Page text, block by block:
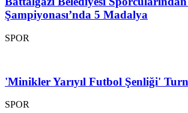
Şampiyonası’nda 5 Madalya
SPOR
'Minikler Yarıyıl Futbol Şenliği'
SPOR